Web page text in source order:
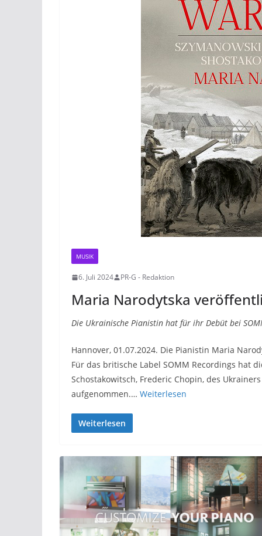
MUSIK
6. Juli 2024 PR-G - Redaktion
Maria Narodytska
Die Ukrainische Pianistin hat für ihr Debüt bei
Hannover, 01.07.2024. Die Pianistin Maria
Für das britische Label SOMM Recordings hat
Schostakowitsch, Frederic Chopin, des
aufgenommen.… Weiterlesen
Weiterlesen